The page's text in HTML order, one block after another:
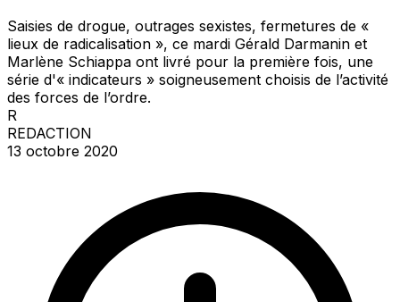
Saisies de drogue, outrages sexistes, fermetures de «
lieux de radicalisation », ce mardi Gérald Darmanin et
Marlène Schiappa ont livré pour la première fois, une
série d'« indicateurs » soigneusement choisis de l’activité
des forces de l’ordre.
R
REDACTION
13 octobre 2020